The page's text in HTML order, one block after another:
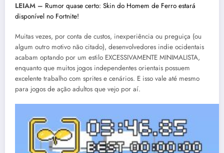
LEIAM – Rumor quase certo: Skin do Homem de Ferro estará
disponível no Fortnite!
Muitas vezes, por conta de custos, inexperiência ou preguiça (ou
algum outro motivo não citado), desenvolvedores indie ocidentais
acabam optando por um estilo EXCESSIVAMENTE MINIMALISTA,
enquanto que muitos jogos independentes orientais possuem
excelente trabalho com sprites e cenários. E isso vale até mesmo
para jogos de ação adultos que vejo por aí.